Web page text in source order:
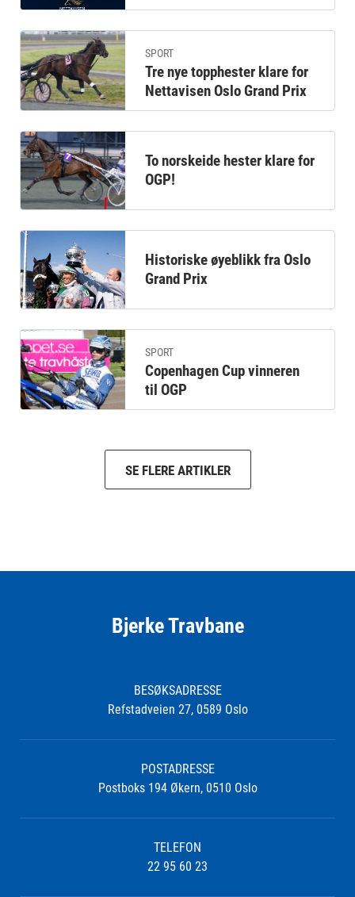
SPORT
Tre nye topphester klare for
Nettavisen Oslo Grand Prix
To norskeide hester klare for
OGP!
Historiske øyeblikk fra Oslo
Grand Prix
SPORT
Copenhagen Cup vinneren
til OGP
SE FLERE ARTIKLER
Bjerke Travbane
BESØKSADRESSE
Refstadveien 27, 0589 Oslo
POSTADRESSE
Postboks 194 Økern, 0510 Oslo
TELEFON
22 95 60 23